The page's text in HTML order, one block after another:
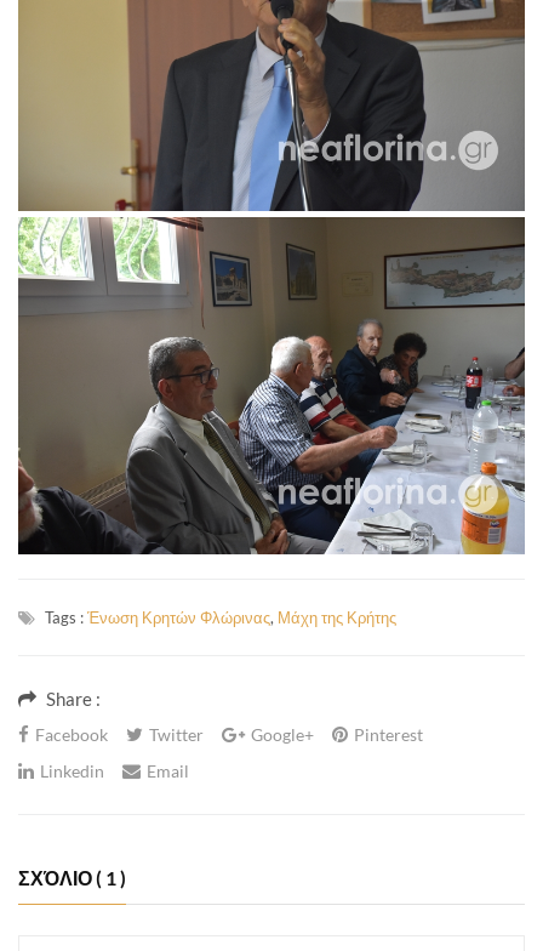
Tags :Ένωση Κρητών Φλώρινας, Μάχη της Κρήτης
Share :
Facebook Twitter Google+
Pinterest
Linkedin
Email
ΣΧΌΛΙΟ( 1 )